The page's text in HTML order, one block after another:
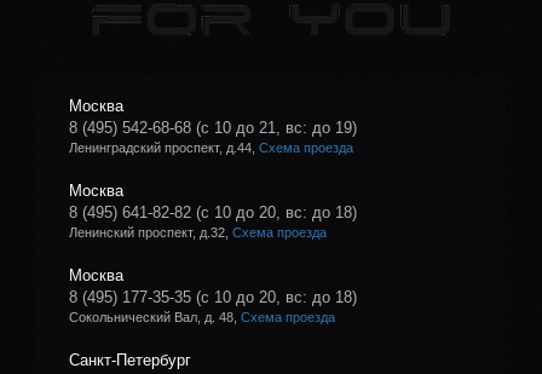
Москва
8 (495) 542-68-68 (с 10 до 21, вс: до 19)
Ленинградский проспект, д.44, Схема проезда
Москва
8 (495) 641-82-82 (с 10 до 20, вс: до 18)
Ленинский проспект, д.32, Схема проезда
Москва
8 (495) 177-35-35 (с 10 до 20, вс: до 18)
Сокольнический Вал, д. 48, Схема проезда
Санкт-Петербург